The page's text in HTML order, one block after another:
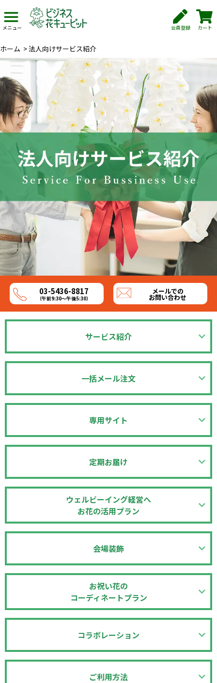
メニュー 会員登録 カート
ホーム >法人向けサービス紹介
03-5436-8817
（午前9:30～午後5:30）
メールでの
お問い合わせ
サービス紹介
一括メール注文
専用サイト
定期お届け
ウェルビーイング経営へ
お花の活用プラン
会場装飾
お祝い花の
コーディネートプラン
コラボレーション
ご利用方法